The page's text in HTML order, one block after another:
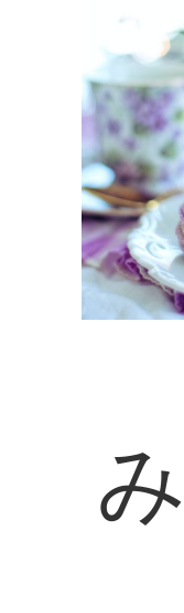
みなさん、こんにちは。ス